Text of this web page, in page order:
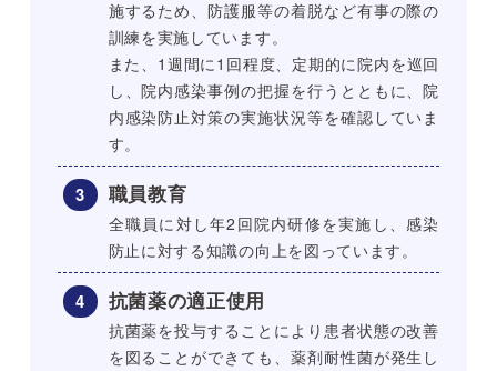
施するため、防護服等の着脱など有事の際の
訓練を実施しています。
また、1週間に1回程度、定期的に院内を巡回
し、院内感染事例の把握を行うとともに、院
内感染防止対策の実施状況等を確認していま
す。
職員教育
全職員に対し年2回院内研修を実施し、感染
防止に対する知識の向上を図っています。
抗菌薬の適正使用
抗菌薬を投与することにより患者状態の改善
を図ることができても、薬剤耐性菌が発生し